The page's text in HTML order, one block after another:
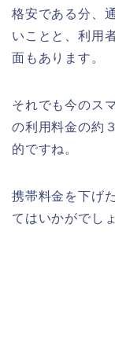
格安である分、
いことと、利用
面もあります。
それでも今のス
の利用料金の約
的ですね。
携帯料金を下げ
てはいかがでし